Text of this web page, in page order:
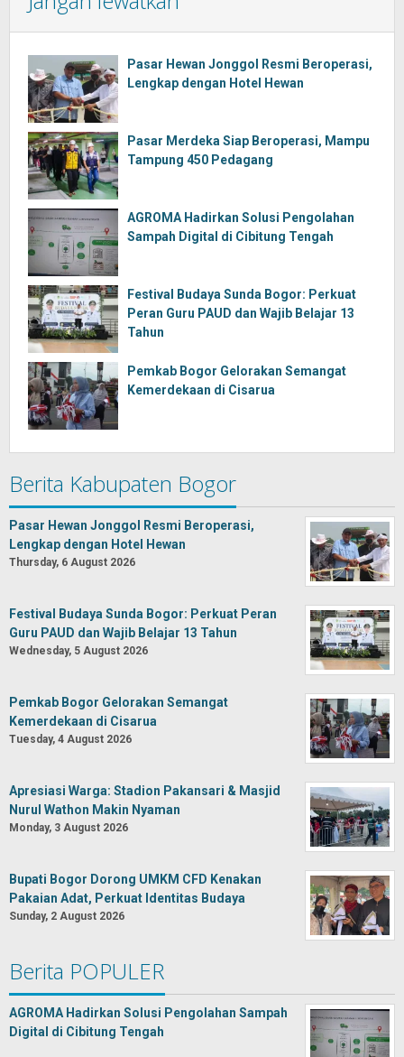
Pasar Hewan Jonggol Resmi Beroperasi,
Lengkap dengan Hotel Hewan
Pasar Merdeka Siap Beroperasi, Mampu
Tampung 450 Pedagang
AGROMA Hadirkan Solusi Pengolahan
Sampah Digital di Cibitung Tengah
Festival Budaya Sunda Bogor: Perkuat
Peran Guru PAUD dan Wajib Belajar 13
Tahun
Pemkab Bogor Gelorakan Semangat
Kemerdekaan di Cisarua
Berita Kabupaten Bogor
Pasar Hewan Jonggol Resmi Beroperasi,
Lengkap dengan Hotel Hewan
Thursday, 6 August 2026
Festival Budaya Sunda Bogor: Perkuat Peran
Guru PAUD dan Wajib Belajar 13 Tahun
Wednesday, 5 August 2026
Pemkab Bogor Gelorakan Semangat
Kemerdekaan di Cisarua
Tuesday, 4 August 2026
Apresiasi Warga: Stadion Pakansari & Masjid
Nurul Wathon Makin Nyaman
Monday, 3 August 2026
Bupati Bogor Dorong UMKM CFD Kenakan
Pakaian Adat, Perkuat Identitas Budaya
Sunday, 2 August 2026
Berita POPULER
AGROMA Hadirkan Solusi Pengolahan Sampah
Digital di Cibitung Tengah